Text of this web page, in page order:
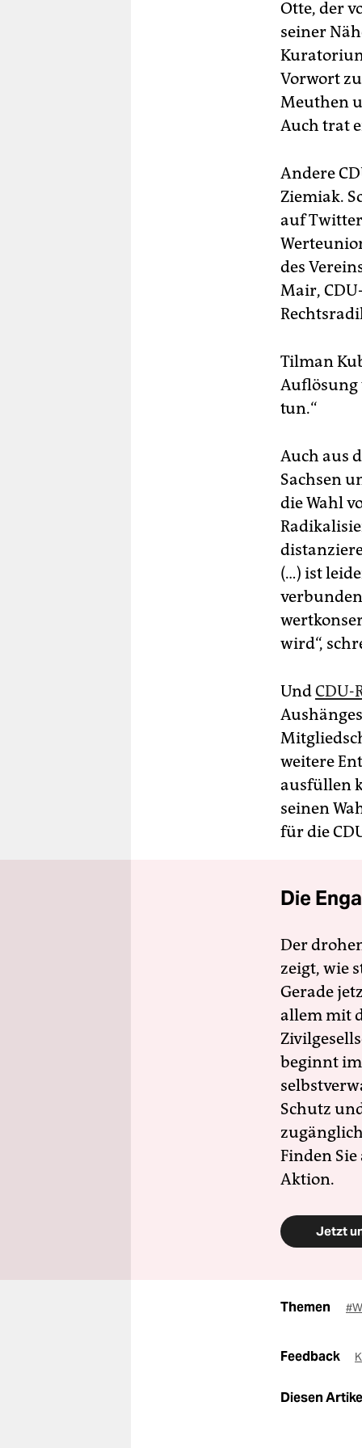
Otte, der
seiner
Vorwort
Meuthen
Auch trat
Andere
Ziemiak.
auf
des
Mair,
Tilman
Auflösung
tun.“
Auch aus
Sachsen
die Wahl
(…) ist
wird“,
UndCDU-
weitere
ausfüllen
seinen
für die
Die
Der
zeigt, wie
Gerade
allem mit
beginnt
Schutz
Finden
Aktion.
Jetzt
Themen
Feedback
Diesen